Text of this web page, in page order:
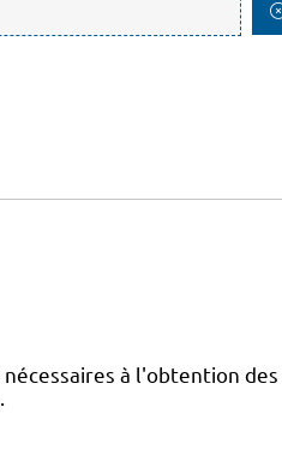
à l'obtention